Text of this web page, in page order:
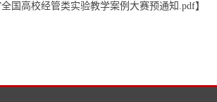
全国高校经管类实验教学案例大赛预通知.pdf】